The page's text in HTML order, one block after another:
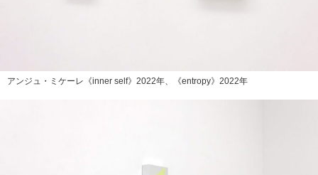
アンジュ・ミケーレ《inner self》2022年、《entropy》2022年